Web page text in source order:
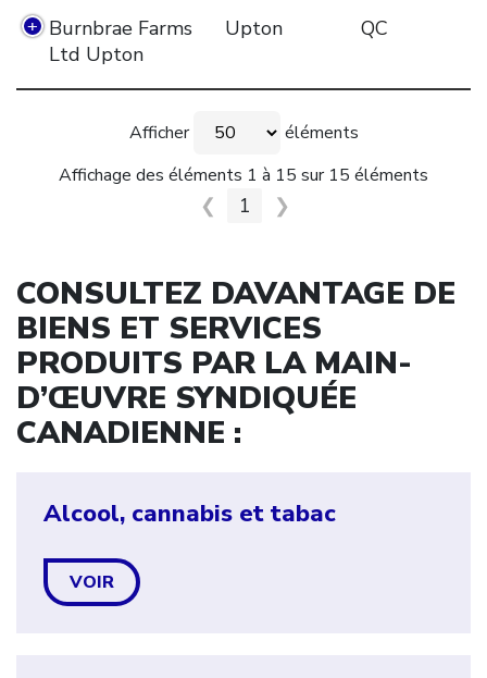
Burnbrae Farms
Ltd Upton
Upton QC
Afficher
éléments
Affichage des éléments 1 à 15 sur 15 éléments
❮ 1 ❯
CONSULTEZ DAVANTAGE DE
BIENS ET SERVICES
PRODUITS PAR LA MAIN-
D’ŒUVRE SYNDIQUÉE
CANADIENNE :
Alcool, cannabis et tabac
VOIR